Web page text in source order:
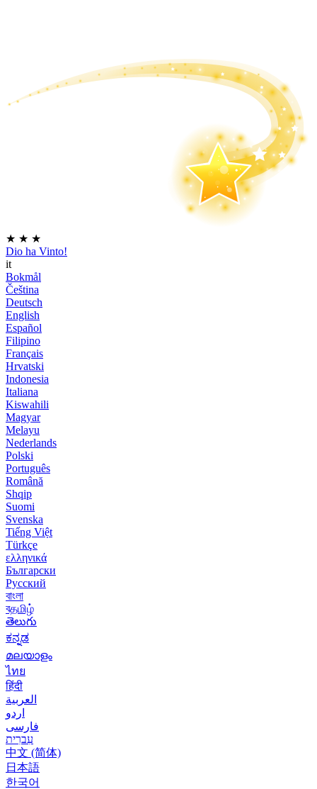
★ ★ ★
Dio ha Vinto!
it
Bokmål
Čeština
Deutsch
English
Español
Filipino
Français
Hrvatski
Indonesia
Italiana
Kiswahili
Magyar
Melayu
Nederlands
Polski
Português
Română
Shqip
Suomi
Svenska
Tiếng Việt
Türkçe
ελληνικά
Български
Русский
বাংলা
বதமிழ்
తెలుగు
ಕನ್ನಡ
മലയാളം
ไทย
हिंदी
العربية
اردو
فارسی
עִברִית
中文 (简体)
日本語
한국어